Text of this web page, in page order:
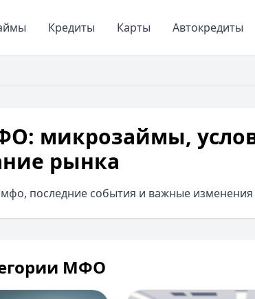
Кредиты Карты Автокредиты
микрозаймы,
рынка
последние события и важные изменения
МФО